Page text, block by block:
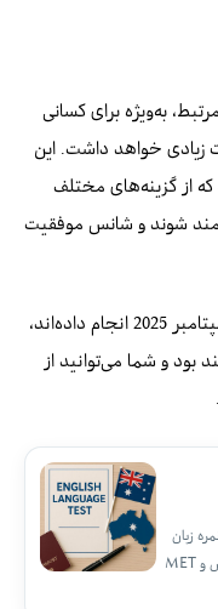
به‌ویژه برای کسانی
زیادی خواهد داشت. این
از گزینه‌های مختلف
شوند و شانس موفقیت
برای کسانی که آزمون زبان خود را پیش از سپتامبر 2025 انجام داده‌اند،
بود و شما می‌توانید از
زبان
دارند؟– انواع آزمونهای مورد تایید– گزینه جدید آیلتس و MET